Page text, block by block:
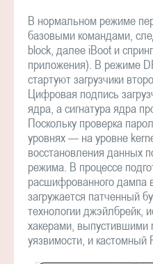
В нормальном режиме
базовыми командами,
block, далее iBoot и
приложения). В режиме
стартуют загрузчики
Цифровая подпись
ядра, а сигнатура ядра
Поскольку проверка
уровнях — на уровне
восстановления данных
режима. В процессе
расшифрованного дампа
загружается патченный
технологии джэйлбрейк,
хакерами, выпустившими
уязвимости, и кастомный